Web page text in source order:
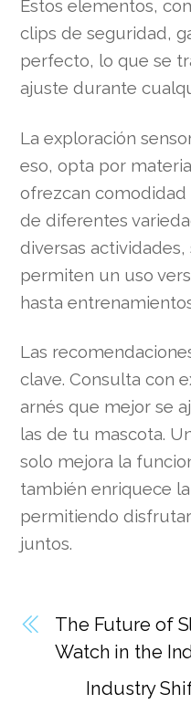
Estos elementos,
clips de seguridad,
perfecto, lo que se
ajuste durante
La exploración
eso, opta por
ofrezcan comodidad
de diferentes
diversas
permiten un uso
hasta
Las
clave. Consulta con
arnés que mejor se
las de tu mascota.
solo mejora la
también enriquece
permitiendo
juntos.
The Future of
Watch in the
Industry